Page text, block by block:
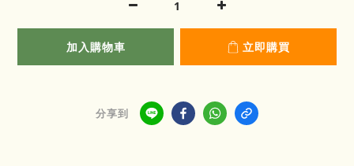
加入購物車 立即購買
分享到